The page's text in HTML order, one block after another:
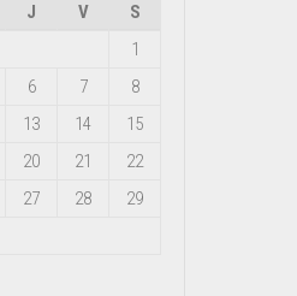
J V
S
1
6 7
8
13 14
15
20 21
22
27 28
29